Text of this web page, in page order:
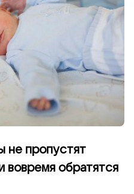
не пропустят
вовремя обратятся